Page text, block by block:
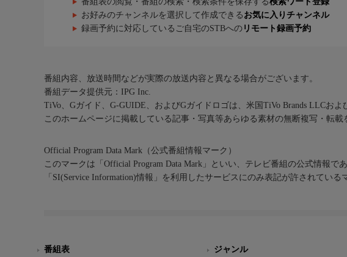
お好みのチャンネルを選択して作成できる お気に入りチャンネル
録画予約に対応しているご自宅のSTBへの リモート録画予約
番組内容、放送時間などが実際の放送内容と異なる場合がございます。
番組データ提供元：IPG Inc.
TiVo、Gガイド、G-GUIDE、およびGガイドロゴは、米国TiVo Brands LLCお
このホームページに掲載している記事・写真等あらゆる素材の無断複写・転載
Official Program Data Mark（公式番組情報マーク）
このマークは「Official Program Data Mark」といい、テレビ番組の公式情報で
「SI(Service Information)情報」を利用したサービスにのみ表記が許されている
番組表
ジャンル